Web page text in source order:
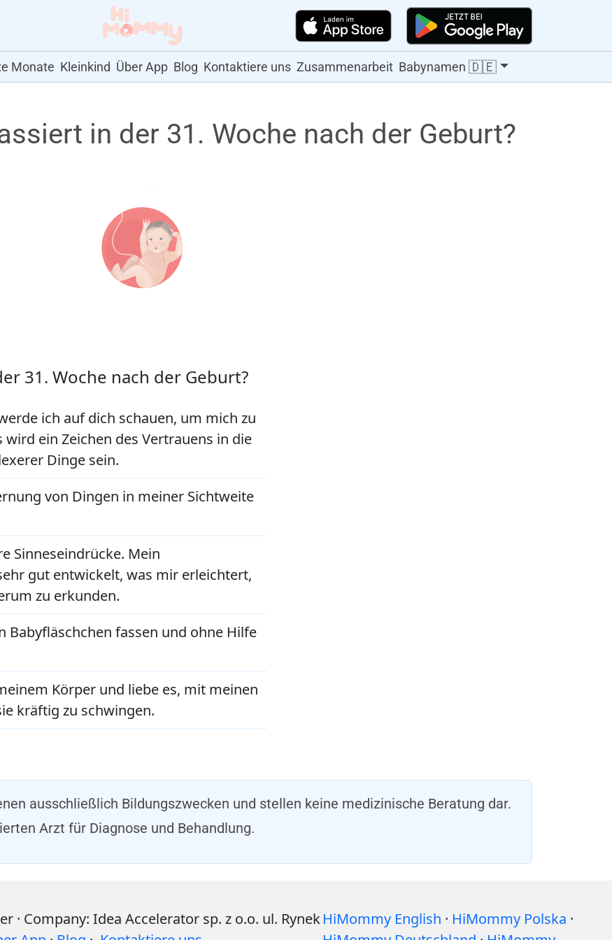
Monate Kleinkind Über App Blog Kontaktiere uns Zusammenarbeit Babynamen 🇩🇪
in der 31. Woche nach der Geburt?
31. Woche nach der Geburt?
ich auf dich schauen, um mich zu
ein Zeichen des Vertrauens in die
Dinge sein.
von Dingen in meiner Sichtweite
Sinneseindrücke. Mein
gut entwickelt, was mir erleichtert,
zu erkunden.
Babyfläschchen fassen und ohne Hilfe
Körper und liebe es, mit meinen
kräftig zu schwingen.
ausschließlich Bildungszwecken und stellen keine medizinische Beratung dar.
Arzt für Diagnose und Behandlung.
· Company: Idea Accelerator sp. z o.o. ul. RynekHiMommy English · HiMommy Polska ·